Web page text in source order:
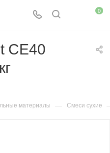
0
СЕ40
материалы — Смеси сухие